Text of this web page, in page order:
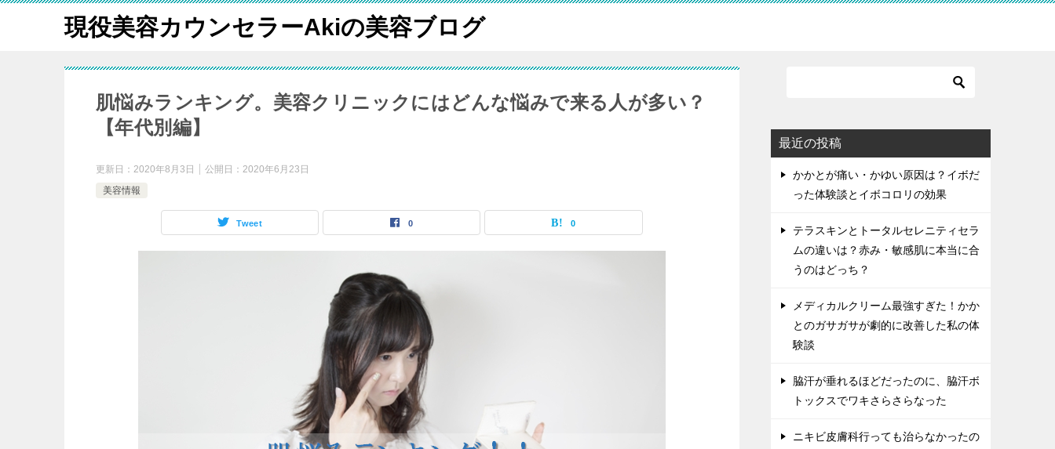
現役美容カウンセラーAkiの美容ブログ
肌悩みランキング。美容クリニックにはどんな悩みで来る人が多い？
【年代別編】
更新日： 2020年8月3日 公開日： 2020年6月23日
美容情報
Tweet 0 0
最近の投稿
かかとが痛い・かゆい原因は？イボだ
った体験談とイボコロリの効果
テラスキンとトータルセレニティセラ
ムの違いは？赤み・敏感肌に本当に合
うのはどっち？
メディカルクリーム最強すぎた！かか
とのガサガサが劇的に改善した私の体
験談
脇汗が垂れるほどだったのに、脇汗ボ
トックスでワキさらさらなった
ニキビ皮膚科行っても治らなかったの